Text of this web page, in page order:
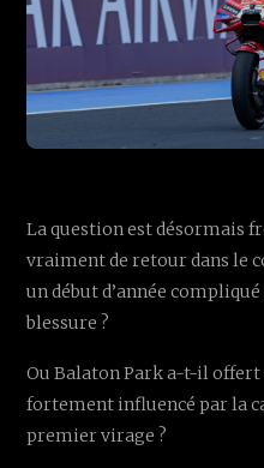
La question est désormais
vraiment de retour dans le
un début d’année
blessure ?
Ou Balaton Park a-t-il
fortement influencé par la
premier virage ?